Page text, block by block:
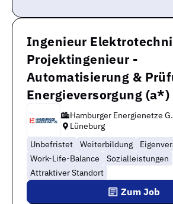
Ingenieur
Projektingenieur -
Automatisierung &
Energieversorgung (a*)
Hamburger Energienetze
Lüneburg
Unbefristet
Weiterbildung
Work-Life-Balance
Sozialleistungen
Attraktiver Standort
Zum Job